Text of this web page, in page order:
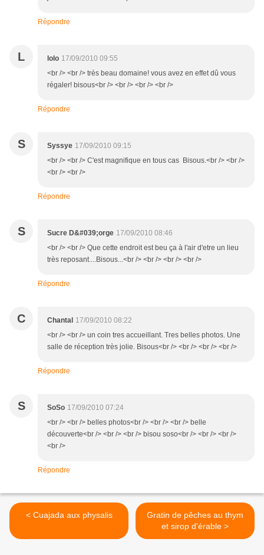
Répondre
L lolo 17/09/2010 09:55
<br /> <br /> très beau domaine! vous avez en effet dû vous
régaler! bisous<br /> <br /> <br /> <br />
Répondre
S Syssye 17/09/2010 09:15
<br /> <br /> C'est magnifique en tous cas Bisous.<br /> <br />
<br /> <br />
Répondre
S Sucre D&#039;orge 17/09/2010 08:46
<br /> <br /> Que cette endroit est beu ça à l'air d'etre un lieu
très reposant....Bisous...<br /> <br /> <br /> <br />
Répondre
C Chantal 17/09/2010 08:22
<br /> <br /> un coin tres accueillant. Tres belles photos. Une
salle de réception très jolie. Bisous<br /> <br /> <br /> <br />
Répondre
S SoSo 17/09/2010 07:24
<br /> <br /> belles photos<br /> <br /> <br /> belle
découverte<br /> <br /> <br /> bisou soso<br /> <br /> <br />
<br />
Répondre
< Cuajada aux physalis
Gratin de pêches au thym
et sirop d'érable >